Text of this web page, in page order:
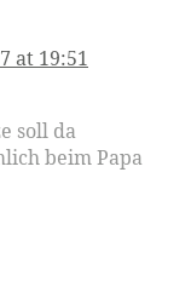
at 19:51
soll da
beim Papa